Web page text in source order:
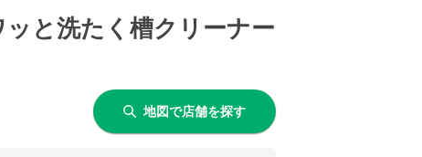
と洗たく槽クリーナー
地図で店舗を探す